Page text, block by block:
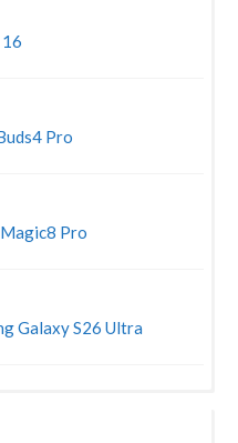
Pro
Pro
Galaxy S26 Ultra